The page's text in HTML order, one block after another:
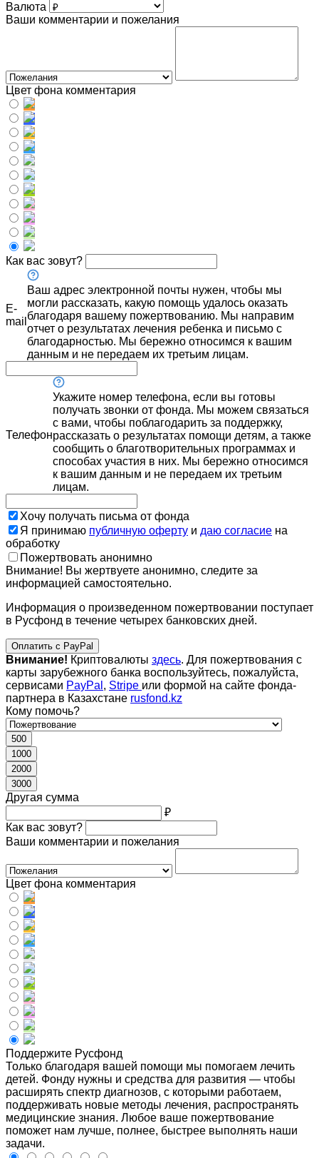
Валюта
Ваши комментарии и пожелания
Цвет фона комментария
Как вас зовут?
E-
mail
Ваш адрес электронной почты нужен, чтобы мы
могли рассказать, какую помощь удалось оказать
благодаря вашему пожертвованию. Мы направим
отчет о результатах лечения ребенка и письмо с
благодарностью. Мы бережно относимся к вашим
данным и не передаем их третьим лицам.
Телефон
Укажите номер телефона, если вы готовы
получать звонки от фонда. Мы можем связаться
с вами, чтобы поблагодарить за поддержку,
рассказать о результатах помощи детям, а также
сообщить о благотворительных программах и
способах участия в них. Мы бережно относимся
к вашим данным и не передаем их третьим
лицам.
Хочу получать письма от фонда
Я принимаю публичную оферту и даю согласие на
обработку
Пожертвовать анонимно
Внимание! Вы жертвуете анонимно, следите за
информацией самостоятельно.
Информация о произведенном пожертвовании поступает
в Русфонд в течение четырех банковских дней.
Оплатить с PayPal
Внимание! Криптовалюты здесь. Для пожертвования с
карты зарубежного банка воспользуйтесь, пожалуйста,
сервисами PayPal , Stripe или формой на сайте фонда-
партнера в Казахстане rusfond.kz
Кому помочь?
500
1000
2000
3000
Другая сумма
₽
Как вас зовут?
Ваши комментарии и пожелания
Цвет фона комментария
Поддержите Русфонд
Только благодаря вашей помощи мы помогаем лечить
детей. Фонду нужны и средства для развития — чтобы
расширять спектр диагнозов, с которыми работаем,
поддерживать новые методы лечения, распространять
медицинские знания. Любое ваше пожертвование
поможет нам лучше, полнее, быстрее выполнять наши
задачи.